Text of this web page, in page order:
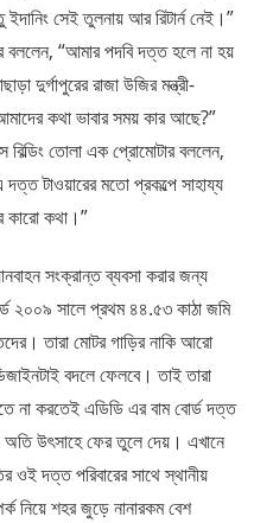
ইদানিং সেই তুলনায় আর রিটার্ন নেই।”
বললেন, “আমার পদবি দত্ত হলে না হয়
দুর্গাপুরের রাজা উজির মন্ত্রী-
কথা ভাবার সময় কার আছে?”
বিল্ডিং তোলা এক প্রোমোটার বললেন,
টাওয়ারের মতো প্রকল্পে সাহায্য
কারো কথা।”
সংক্রান্ত ব্যবসা করার জন্য
২০০৯ সালে প্রথম ৪৪.৫৩ কাঠা জমি
তারা মোটর গাড়ির নাকি আরো
বদলে ফেলবে। তাই তারা
না করতেই এডিডি এর বাম বোর্ড দত্ত
অতি উৎসাহে ফের তুলে দেয়। এখানে
ওই দত্ত পরিবারের সাথে স্থানীয়
নিয়ে শহর জুড়ে নানারকম বেশ